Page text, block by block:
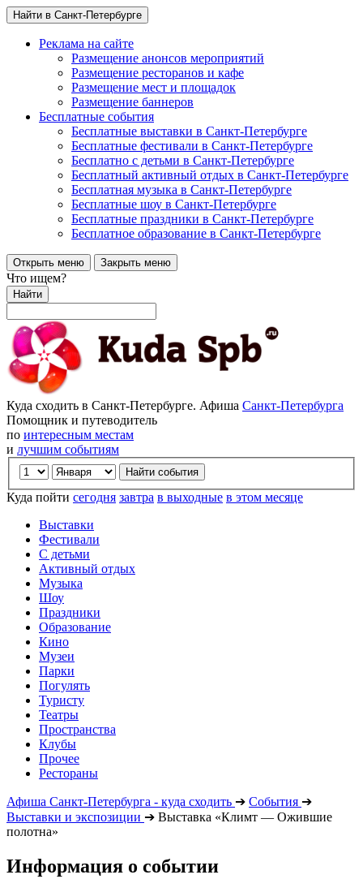
Найти в Санкт-Петербурге
Реклама на сайте
Размещение анонсов мероприятий
Размещение ресторанов и кафе
Размещение мест и площадок
Размещение баннеров
Бесплатные события
Бесплатные выставки в Санкт-Петербурге
Бесплатные фестивали в Санкт-Петербурге
Бесплатно с детьми в Санкт-Петербурге
Бесплатный активный отдых в Санкт-Петербурге
Бесплатная музыка в Санкт-Петербурге
Бесплатные шоу в Санкт-Петербурге
Бесплатные праздники в Санкт-Петербурге
Бесплатное образование в Санкт-Петербурге
Открыть меню Закрыть меню
Что ищем?
Найти
Куда сходить в Санкт-Петербурге. Афиша Санкт-Петербурга
Помощник и путеводитель
по интересным местам
и лучшим событиям
Куда пойти сегодня завтра в выходные в этом месяце
Выставки
Фестивали
С детьми
Активный отдых
Музыка
Шоу
Праздники
Образование
Кино
Музеи
Парки
Погулять
Туристу
Театры
Пространства
Клубы
Прочее
Рестораны
Афиша Санкт-Петербурга - куда сходить ➔ События ➔
Выставки и экспозиции ➔ Выставка «Климт — Ожившие
полотна»
Информация о событии